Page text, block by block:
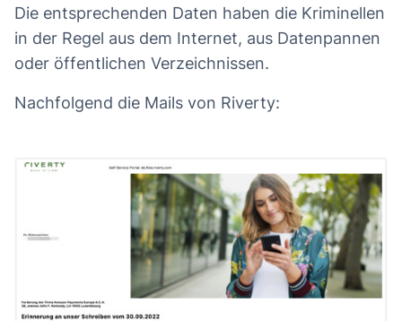
Die entsprechenden Daten haben die Kriminellen
in der Regel aus dem Internet, aus Datenpannen
oder öffentlichen Verzeichnissen.
Nachfolgend die Mails von Riverty: